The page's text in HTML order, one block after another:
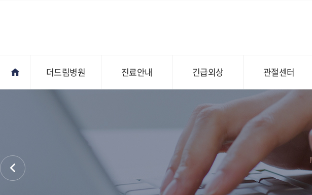
더드림병원 진료안내 긴급외상 관절센터